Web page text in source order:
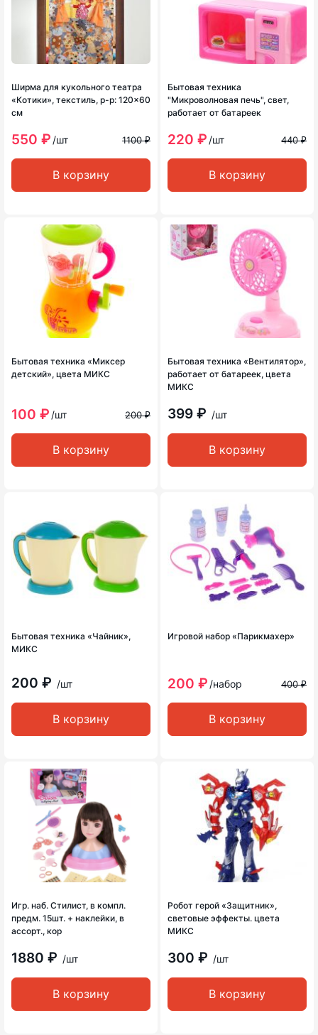
Ширма для кукольного театра
«Котики», текстиль, р-р: 120×60
см
550 ₽ /шт 1100 ₽
В корзину
Бытовая техника
"Микроволновая печь", свет,
работает от батареек
220 ₽ /шт 440 ₽
В корзину
Бытовая техника «Миксер
детский», цвета МИКС
100 ₽ /шт 200 ₽
В корзину
Бытовая техника «Вентилятор»,
работает от батареек, цвета
МИКС
399 ₽ /шт
В корзину
Бытовая техника «Чайник»,
МИКС
200 ₽ /шт
В корзину
Игровой набор «Парикмахер»
200 ₽ /набор 400 ₽
В корзину
Игр. наб. Стилист, в компл.
предм. 15шт. + наклейки, в
ассорт., кор
1880 ₽ /шт
В корзину
Робот герой «Защитник»,
световые эффекты. цвета
МИКС
300 ₽ /шт
В корзину